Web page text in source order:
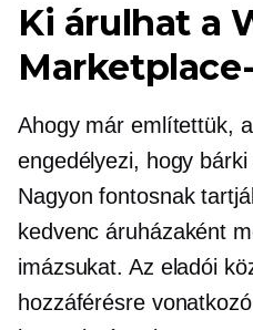
Ki árulhat a
Ahogy már említettük,
engedélyezi, hogy
Nagyon fontosnak
kedvenc áruházaként
imázsukat. Az eladói
hozzáférésre